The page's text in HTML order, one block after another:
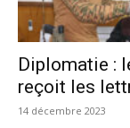
Diplomatie :
reçoit les
14 décembre 2023